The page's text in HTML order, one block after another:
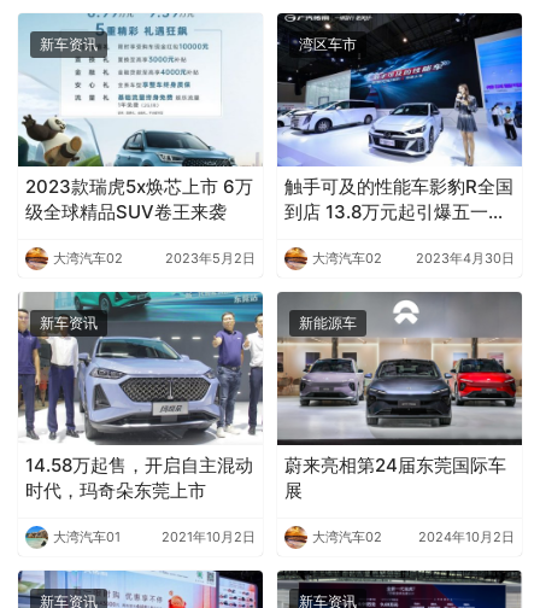
新车资讯
2023款瑞虎5x焕芯上市 6万
级全球精品SUV卷王来袭
大湾汽车02 2023年5月2日
湾区车市
触手可及的性能车影豹R全国
到店 13.8万元起引爆五一车
大湾汽车02 2023年4月30日
新车资讯
14.58万起售，开启自主混动
时代，玛奇朵东莞上市
大湾汽车01 2021年10月2日
新能源车
蔚来亮相第24届东莞国际车
展
大湾汽车02 2024年10月2日
新车资讯 新车资讯